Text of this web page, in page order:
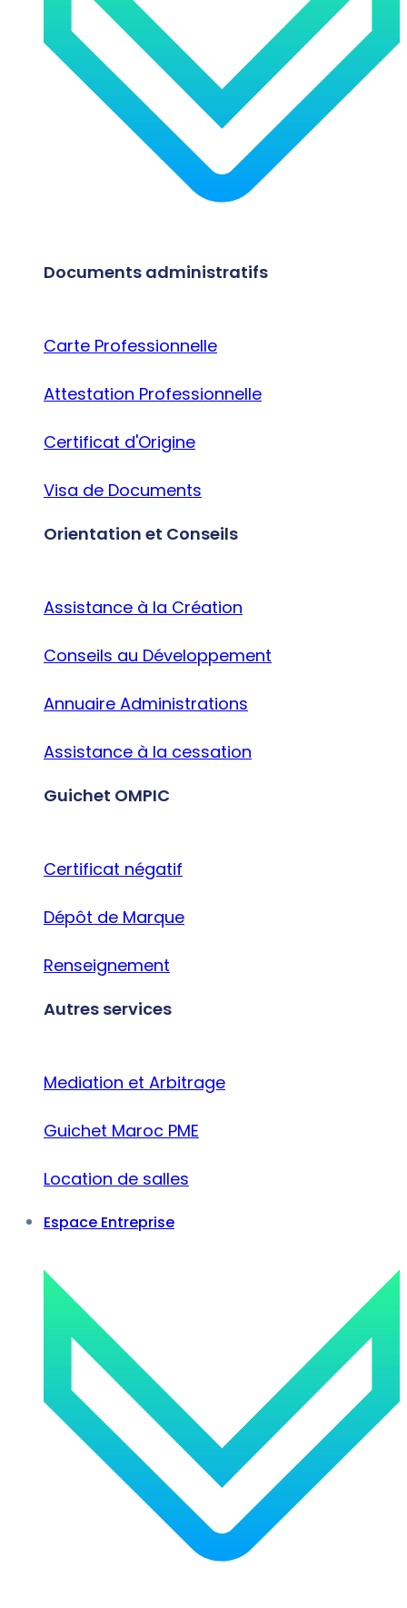
Documents administratifs
Carte Professionnelle
Attestation Professionnelle
Certificat d'Origine
Visa de Documents
Orientation et Conseils
Assistance à la Création
Conseils au Développement
Annuaire Administrations
Assistance à la cessation
Guichet OMPIC
Certificat négatif
Dépôt de Marque
Renseignement
Autres services
Mediation et Arbitrage
Guichet Maroc PME
Location de salles
Espace Entreprise